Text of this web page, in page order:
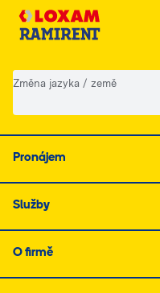
Změna jazyka / země
Pronájem
Služby
O firmě